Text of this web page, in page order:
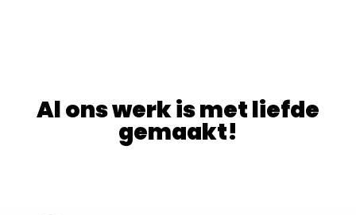
Al ons werk is metliefde
gemaakt!